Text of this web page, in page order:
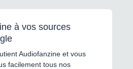
à vos sources
Audiofanzine et vous
facilement tous nos